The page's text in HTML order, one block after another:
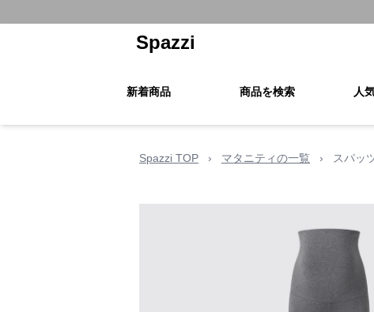
Spazzi
新着商品 商品を検索 人
Spazzi TOP › マタニティの一覧 › スパッ